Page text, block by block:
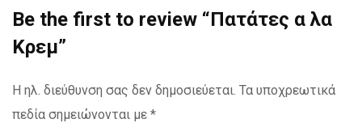
Be the first to review “Πατάτες α λα
Κρεμ”
Η ηλ. διεύθυνση σας δεν δημοσιεύεται. Τα υποχρεωτικά
πεδία σημειώνονται με *